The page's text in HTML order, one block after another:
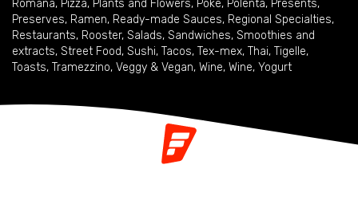
Romana, Pizza, Plants and Flowers, Pokè, Polenta, Presents,
Preserves, Ramen, Ready-made Sauces, Regional Specialties,
Restaurants, Rooster, Salads, Sandwiches, Smoothies and
extracts, Street Food, Sushi, Tacos, Tex-mex, Thai, Tigelle,
Toasts, Tramezzino, Veggy & Vegan, Wine, Wine, Yogurt